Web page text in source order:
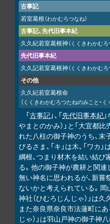
古事記
若室葛根（わかむろつなね）
古事記、先代旧事本紀
久久紀若室葛根神（くくきわかむ
先代旧事本紀
久久記若室葛根神（くくきわかむ
その他
久久紀若室葛根命
（くくきわかむろつたねのみこと・
「古事記」、「先代旧事本紀
やまとのかみ）」と「大宜都比
れた八柱の御子神のうち、末
びるさま、「キ」は木、「ワカ」
綱根、つまり材木を結い結
る。他の御子神が農耕と関
無い神名に思われるが、新
ないかと考えられている。
神社（ひむろじんじゃ）」は
また奈良県奈良市法蓮町にあ
じゃ）」は羽山戸神の御子神